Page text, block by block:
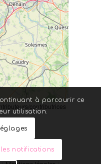
contributrices
à parcourir ce
utilisation.
notifications